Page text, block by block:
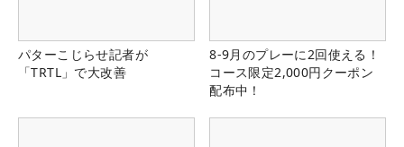
パターこじらせ記者が
「TRTL」で大改善
8-9月のプレーに2回使える！
コース限定2,000円クーポン
配布中！